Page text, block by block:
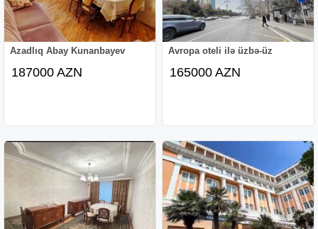
Azadlıq Abay Kunanbayev
187000 AZN
Avropa oteli ilə üzbə-üz
165000 AZN